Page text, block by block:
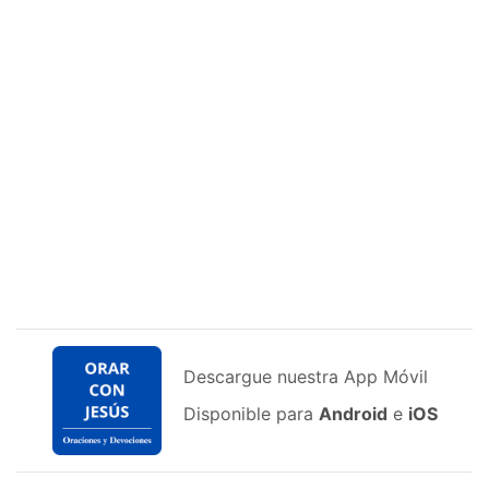
Descargue nuestra App Móvil
Disponible para Android e iOS